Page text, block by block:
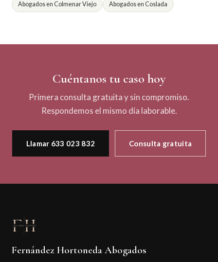
Abogados en Colmenar Viejo Abogados en Coslada
Cuéntanos tu caso hoy
Primera consulta gratuita y sin compromiso.
Respondemos el mismo día laborable.
Llamar 633 023 832 Consulta gratuita
Fernández Hortoneda Abogados